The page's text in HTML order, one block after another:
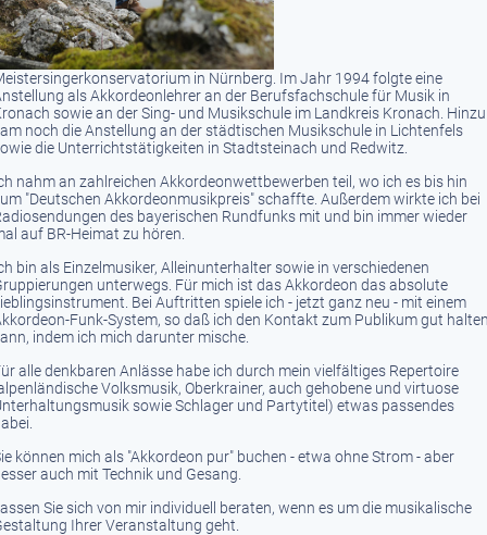
in Nürnberg. Im Jahr 1994 folgte eine
als Akkordeonlehrer an der Berufsfachschule für Musik in
sowie an der Sing- und Musikschule im Landkreis Kronach. Hinzu
noch die Anstellung an der städtischen Musikschule in Lichtenfels
die Unterrichtstätigkeiten in Stadtsteinach und Redwitz.
nahm an zahlreichen Akkordeonwettbewerben teil, wo ich es bis hin
"Deutschen Akkordeonmusikpreis" schaffte. Außerdem wirkte ich bei
des bayerischen Rundfunks mit und bin immer wieder
auf BR-Heimat zu hören.
bin als Einzelmusiker, Alleinunterhalter sowie in verschiedenen
unterwegs. Für mich ist das Akkordeon das absolute
Bei Auftritten spiele ich - jetzt ganz neu - mit einem
Funk-System, so daß ich den Kontakt zum Publikum gut
indem ich mich darunter mische.
alle denkbaren Anlässe habe ich durch mein vielfältiges Repertoire
Volksmusik, Oberkrainer, auch gehobene und virtuose
sowie Schlager und Partytitel) etwas passendes
können mich als "Akkordeon pur" buchen - etwa ohne Strom - aber
auch mit Technik und Gesang.
Sie sich von mir individuell beraten, wenn es um die musikalische
Ihrer Veranstaltung geht.